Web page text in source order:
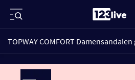
TOPWAY COMFORT